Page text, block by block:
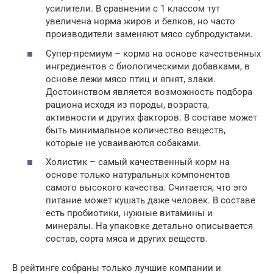
усилители. В сравнении с 1 классом тут
увеличена норма жиров и белков, но часто
производители заменяют мясо субпродуктами.
Супер-премиум – корма на основе качественных
ингредиентов с биологическими добавками, в
основе лежи мясо птиц и ягнят, злаки.
Достоинством является возможность подбора
рациона исходя из породы, возраста,
активности и других факторов. В составе может
быть минимальное количество веществ,
которые не усваиваются собаками.
Холистик – самый качественный корм на
основе только натуральных компонентов
самого высокого качества. Считается, что это
питание может кушать даже человек. В составе
есть пробиотики, нужные витамины и
минералы. На упаковке детально описывается
состав, сорта мяса и других веществ.
В рейтинге собраны только лучшие компании и